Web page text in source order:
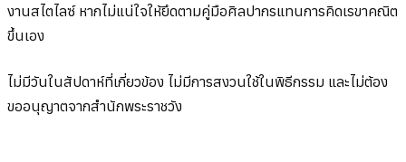
งานสไตไลซ์ หากไม่แน่ใจให้ยึดตามคู่มือศิลปากรแทนการคิดเรขาคณิต
ขึ้นเอง
ไม่มีวันในสัปดาห์ที่เกี่ยวข้อง ไม่มีการสงวนใช้ในพิธีกรรม และไม่ต้อง
ขออนุญาตจากสำนักพระราชวัง